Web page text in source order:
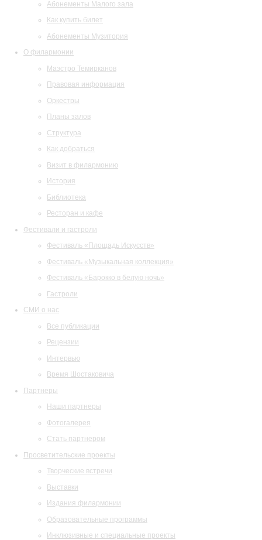
Абонементы Малого зала
Как купить билет
Абонементы Музитория
О филармонии
Маэстро Темирканов
Правовая информация
Оркестры
Планы залов
Структура
Как добраться
Визит в филармонию
История
Библиотека
Ресторан и кафе
Фестивали и гастроли
Фестиваль «Площадь Искусств»
Фестиваль «Музыкальная коллекция»
Фестиваль «Барокко в белую ночь»
Гастроли
СМИ о нас
Все публикации
Рецензии
Интервью
Время Шостаковича
Партнеры
Наши партнеры
Фотогалерея
Стать партнером
Просветительские проекты
Творческие встречи
Выставки
Издания филармонии
Образовательные программы
Инклюзивные и специальные проекты